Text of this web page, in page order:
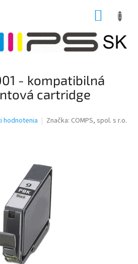
- kompatibilná
cartridge
hodnotenia Značka: COMPS, spol. s r.o.